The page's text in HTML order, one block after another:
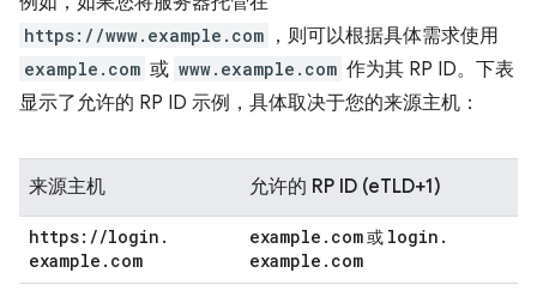
https://www.example.com ，则可以根据具体需求使用
example.com 或 www.example.com 作为其 RP ID。下表
显示了允许的 RP ID 示例，具体取决于您的来源主机：
来源主机 允许的 RP ID (eTLD+1)
https: //login .
example . com
example . com或 login .
example . com